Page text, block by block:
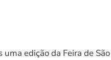
edição da Feira de